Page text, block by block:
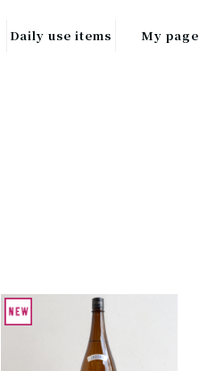
Daily use items
ヘルスケア
My page